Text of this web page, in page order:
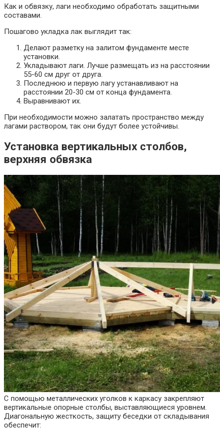
Как и обвязку, лаги необходимо обработать защитными
составами.
Пошагово укладка лак выглядит так:
Делают разметку на залитом фундаменте месте
установки.
Укладывают лаги. Лучше размещать из на расстоянии
55-60 см друг от друга.
Последнюю и первую лагу устанавливают на
расстоянии 20-30 см от конца фундамента.
Выравнивают их.
При необходимости можно залатать пространство между
лагами раствором, так они будут более устойчивы.
Установка вертикальных столбов,
верхняя обвязка
С помощью металлических уголков к каркасу закрепляют
вертикальные опорные столбы, выставляющиеся уровнем.
Диагональную жесткость, защиту беседки от складывания
обеспечит: